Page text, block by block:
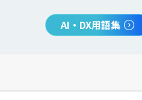
AI・DX用語集